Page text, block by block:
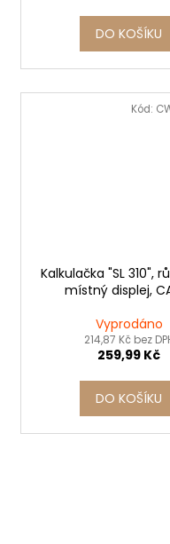
DO KOŠÍKU
Kalkulačka "SL 310",
místný displej,
Vyprodáno
214,87 Kč bez
259,99 Kč
DO KOŠÍKU
Kód: